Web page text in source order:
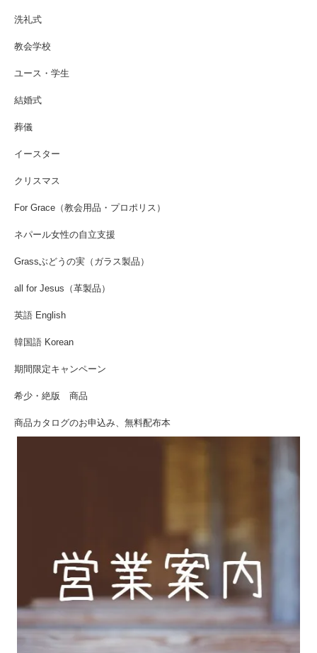
洗礼式
教会学校
ユース・学生
結婚式
葬儀
イースター
クリスマス
For Grace（教会用品・プロポリス）
ネパール女性の自立支援
Grassぶどうの実（ガラス製品）
all for Jesus（革製品）
英語 English
韓国語 Korean
期間限定キャンペーン
希少・絶版 商品
商品カタログのお申込み、無料配布本